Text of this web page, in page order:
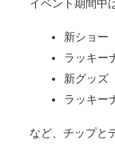
イベント期間中
新ショー
ラッキー
新グッズ
ラッキー
など、チップと